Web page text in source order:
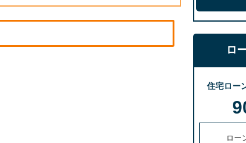
ロ
住宅ロー
ロー